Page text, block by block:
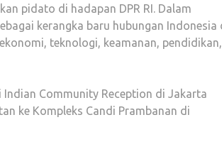
pidato di hadapan DPR RI. Dalam
kerangka baru hubungan Indonesia
teknologi, keamanan,
Community Reception di Jakarta
ke Kompleks Candi Prambanan di